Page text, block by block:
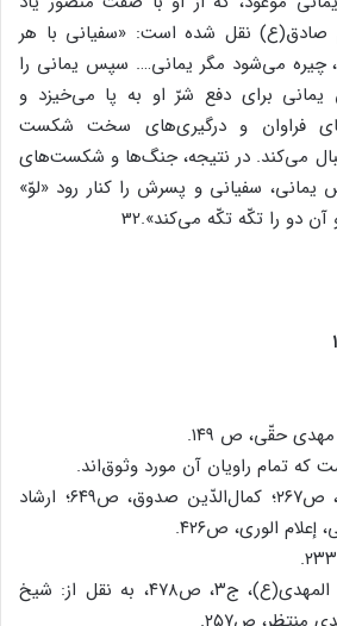
صادق(ع) نقل شده است: «سفیانی با هر
چیره می‌شود مگر یمانی…. سپس یمانی را
برای دفع شرّ او به پا می‌خیزد و
فراوان و درگیری‌های سخت شکست
می‌کند. در نتیجه، جنگ‌ها و شکست‌های
سفیانی و پسرش را کنار رود «لوّ»
دو را تکّه تکّه می‌کند».32
۳. شیخ طوسی، الغیبـه، ص۲۶۷؛ کمال‌الدّین صدوق، ص۶۴۹؛ ارشاد
۵. معجم احادیث الامام المهدی(ع)، ج۳، ص۴۷۸، به نقل از: شیخ